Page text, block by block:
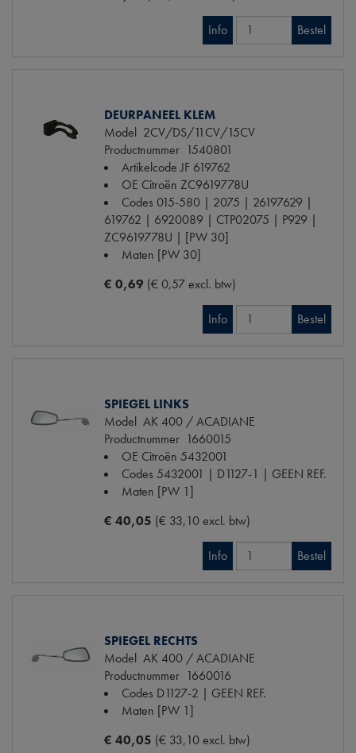
Info Bestel
DEURPANEEL KLEM
Model 2CV/DS/11CV/15CV
Productnummer 1540801
Artikelcode JF 619762
OE Citroën ZC9619778U
Codes 015-580 | 2075 | 26197629 |
619762 | 6920089 | CTP02075 | P929 |
ZC9619778U | [PW 30]
Maten [PW 30]
€ 0,69 (€ 0,57 excl. btw)
Info Bestel
SPIEGEL LINKS
Model AK 400 / ACADIANE
Productnummer 1660015
OE Citroën 5432001
Codes 5432001 | D1127-1 | GEEN REF.
Maten [PW 1]
€ 40,05 (€ 33,10 excl. btw)
Info Bestel
SPIEGEL RECHTS
Model AK 400 / ACADIANE
Productnummer 1660016
Codes D1127-2 | GEEN REF.
Maten [PW 1]
€ 40,05 (€ 33,10 excl. btw)